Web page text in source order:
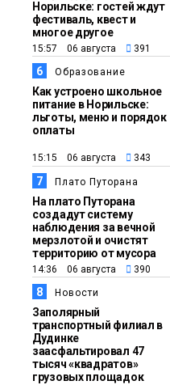
Норильске: гостей ждут
фестиваль, квест и
многое другое
15:57 06 августа 391
6 Образование
Как устроено школьное
питание в Норильске:
льготы, меню и порядок
оплаты
15:15 06 августа 343
7 Плато Путорана
На плато Путорана
создадут систему
наблюдения за вечной
мерзлотой и очистят
территорию от мусора
14:36 06 августа 390
8 Новости
Заполярный
транспортный филиал в
Дудинке
заасфальтировал 47
тысяч «квадратов»
грузовых площадок